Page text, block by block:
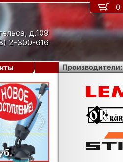
д.109
2-300-616
›
0
Производители: